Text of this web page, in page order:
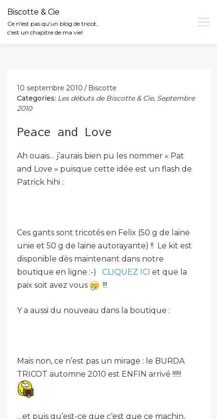
Biscotte & Cie
Ce n'est pas qu'un blog de tricot,
c'est un chapitre de ma vie!
10 septembre 2010
Biscotte
Categories: Les débuts de Biscotte & Cie, Septembre
2010
Peace and Love
Ah ouais… j’aurais bien pu les nommer « Pat
and Love » puisque cette idée est un flash de
Patrick hihi :
Ces gants sont tricotés en Felix (50 g de laine
unie et 50 g de laine autorayante) !! Le kit est
disponible dès maintenant dans notre
boutique en ligne :-) CLIQUEZ ICI et que la
paix soit avez vous
!!!
Y a aussi du nouveau dans la boutique :
Mais non, ce n’est pas un mirage : le BURDA
TRICOT automne 2010 est ENFIN arrivé !!!!!!
…et puis qu’est-ce que c’est que ce machin,